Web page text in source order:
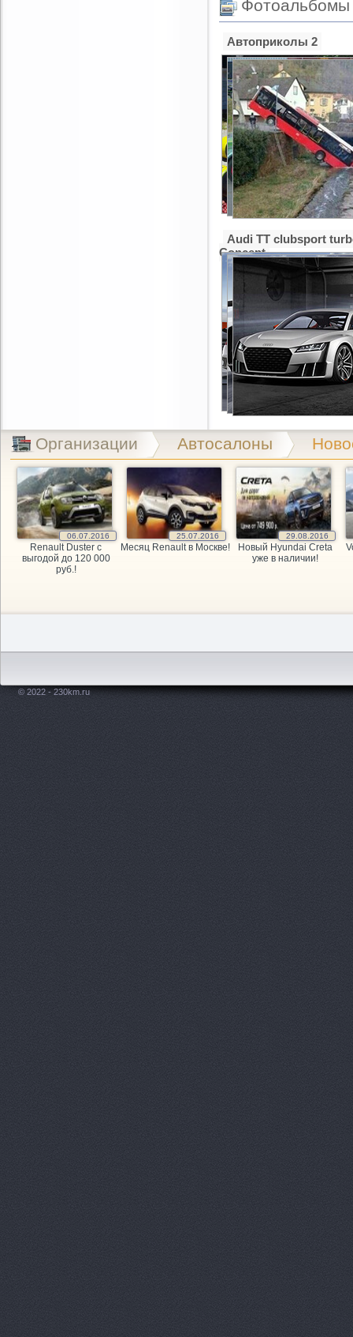
так порой хочется!
подходило. О
в купере без рамки. и
льдом, то не
совсем смешной
Фотоальбомы
Автоприколы 2
Audi TT clubsport
Concept
Организации Автосалоны
06.07.2016
Renault Duster с
выгодой до 120 000
руб.!
25.07.2016
Месяц Renault в Москве!
29.08.2016
Новый Hyundai Creta
уже в наличии!
© 2022 - 230km.ru